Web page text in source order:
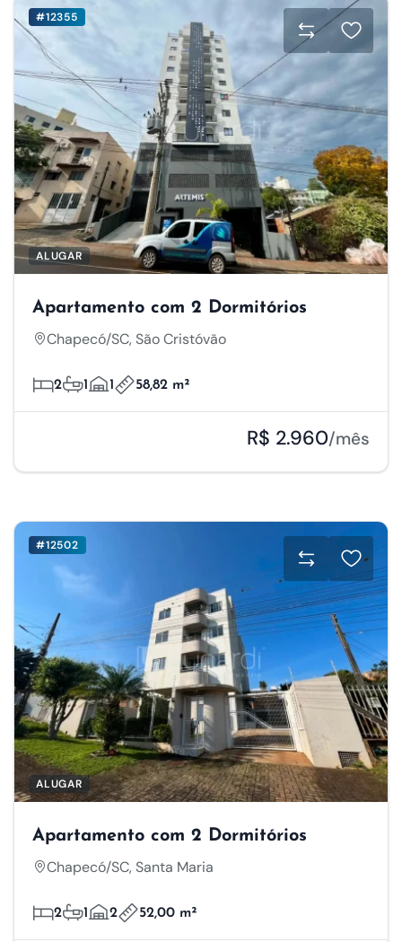
#12355
ALUGAR
Apartamento com 2 Dormitórios
Chapecó/SC, São Cristóvão
2 1 1 58,82 m²
R$ 2.960/mês
#12502
ALUGAR
Apartamento com 2 Dormitórios
Chapecó/SC, Santa Maria
2 1 2 52,00 m²